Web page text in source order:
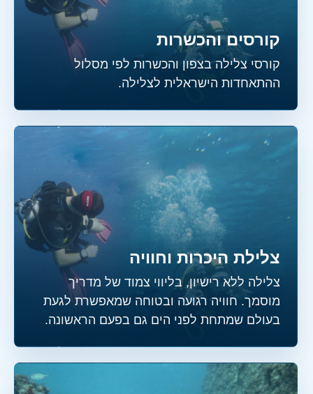
קורסים והכשרות
קורסי צלילה בצפון והכשרות לפי מסלול
ההתאחדות הישראלית לצלילה.
צלילת היכרות וחוויה
צלילה ללא רישיון, בליווי צמוד של מדריך
מוסמך. חוויה רגועה ובטוחה שמאפשרת לגעת
בעולם שמתחת לפני הים גם בפעם הראשונה.